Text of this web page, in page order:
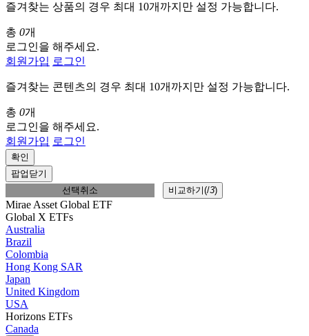
즐겨찾는 상품의 경우 최대 10개까지만 설정 가능합니다.
총 0개
로그인을 해주세요.
회원가입 로그인
즐겨찾는 콘텐츠의 경우 최대 10개까지만 설정 가능합니다.
총 0개
로그인을 해주세요.
회원가입 로그인
확인
팝업닫기
선택취소
비교하기(/3)
Mirae Asset Global ETF
Global X ETFs
Australia
Brazil
Colombia
Hong Kong SAR
Japan
United Kingdom
USA
Horizons ETFs
Canada